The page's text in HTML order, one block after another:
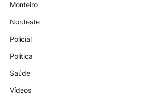
Monteiro
Nordeste
Policial
Politica
Saúde
Vídeos